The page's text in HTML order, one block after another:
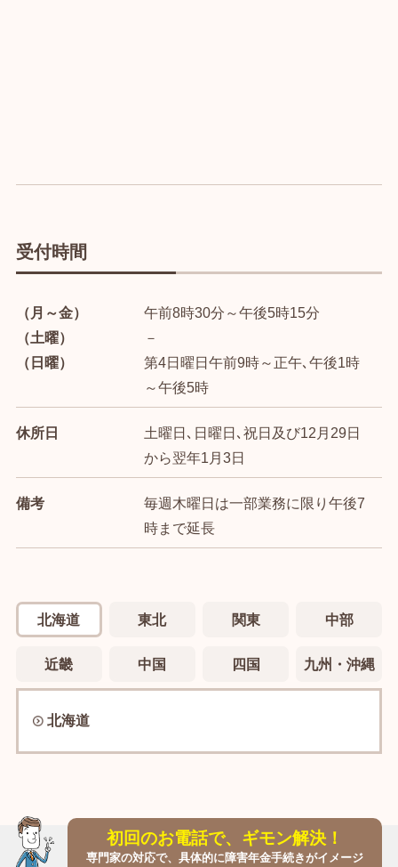
受付時間
（月～金）
（土曜）
（日曜）
午前8時30分～午後5時15分
－
第4日曜日午前9時～正午､午後1時
～午後5時
休所日
土曜日､日曜日､祝日及び12月29日
から翌年1月3日
備考
毎週木曜日は一部業務に限り午後7
時まで延長
北海道 東北 関東 中部
近畿 中国 四国 九州・沖縄
北海道
初回のお電話で、ギモン解決！
専門家の対応で、具体的に障害年金手続きがイメージ